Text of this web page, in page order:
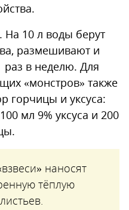
10 л воды берут
размешивают и
раз в неделю. Для
«монстров» также
горчицы и уксуса:
мл 9% уксуса и 200
наносят
тёплую